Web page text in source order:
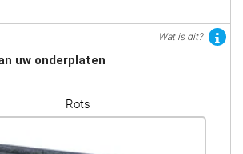
Wat is dit?
uw onderplaten
Rots